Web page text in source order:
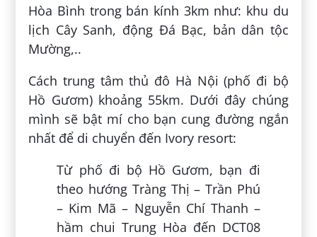
Hòa Bình trong bán kính 3km như: khu du
lịch Cây Sanh, động Đá Bạc, bản dân tộc
Mường,..
Cách trung tâm thủ đô Hà Nội (phố đi bộ
Hồ Gươm) khoảng 55km. Dưới đây chúng
mình sẽ bật mí cho bạn cung đường ngắn
nhất để di chuyển đến Ivory resort:
Từ phố đi bộ Hồ Gươm, bạn đi
theo hướng Tràng Thị – Trần Phú
– Kim Mã – Nguyễn Chí Thanh –
hầm chui Trung Hòa đến DCT08